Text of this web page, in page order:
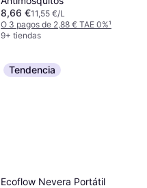
8,66 €11,55 €/L
O 3 pagos de 2,88 € TAE 0%¹
9+ tiendas
Tendencia
Ecoflow Nevera Portátil